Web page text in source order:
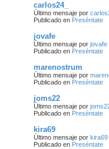
carlos24_
Último mensaje por
Publicado en Preséntate
jovafe
Último mensaje por jovafe
Publicado en Preséntate
marenostrum
Último mensaje por
Publicado en Preséntate
joms22
Último mensaje por
Publicado en Preséntate
kira69
Último mensaje por kira69
Publicado en Preséntate